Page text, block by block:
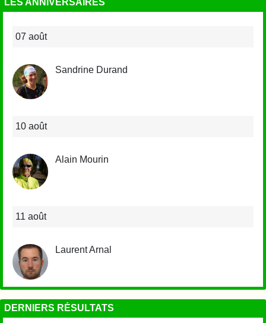
07 août
Sandrine Durand
10 août
Alain Mourin
11 août
Laurent Arnal
DERNIERS RÉSULTATS